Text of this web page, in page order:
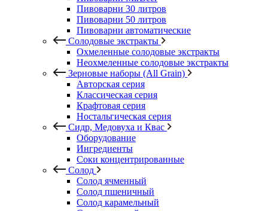
Пивоварни 30 литров
Пивоварни 50 литров
Пивоварни автоматические
Солодовые экстракты
Охмеленные солодовые экстракты
Неохмеленные солодовые экстракты
Зерновые наборы (All Grain)
Авторская серия
Классическая серия
Крафтовая серия
Ностальгическая серия
Сидр, Медовуха и Квас
Оборудование
Ингредиенты
Соки концентрированные
Солод
Солод ячменный
Солод пшеничный
Солод карамельный